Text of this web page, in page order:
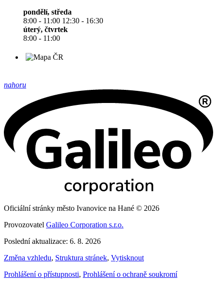
pondělí, středa
8:00 - 11:00 12:30 - 16:30
úterý, čtvrtek
8:00 - 11:00
nahoru
Oficiální stránky město Ivanovice na Hané © 2026
Provozovatel Galileo Corporation s.r.o.
Poslední aktualizace: 6. 8. 2026
Změna vzhledu, Struktura stránek, Vytisknout
Prohlášení o přístupnosti, Prohlášení o ochraně soukromí